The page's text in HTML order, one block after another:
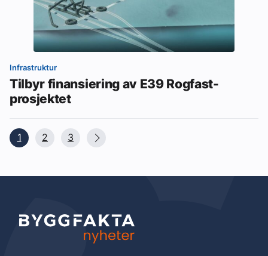
Infrastruktur
Tilbyr finansiering av E39 Rogfast-
prosjektet
1 2 3